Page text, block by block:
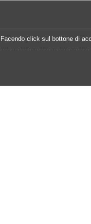
click sul bottone di